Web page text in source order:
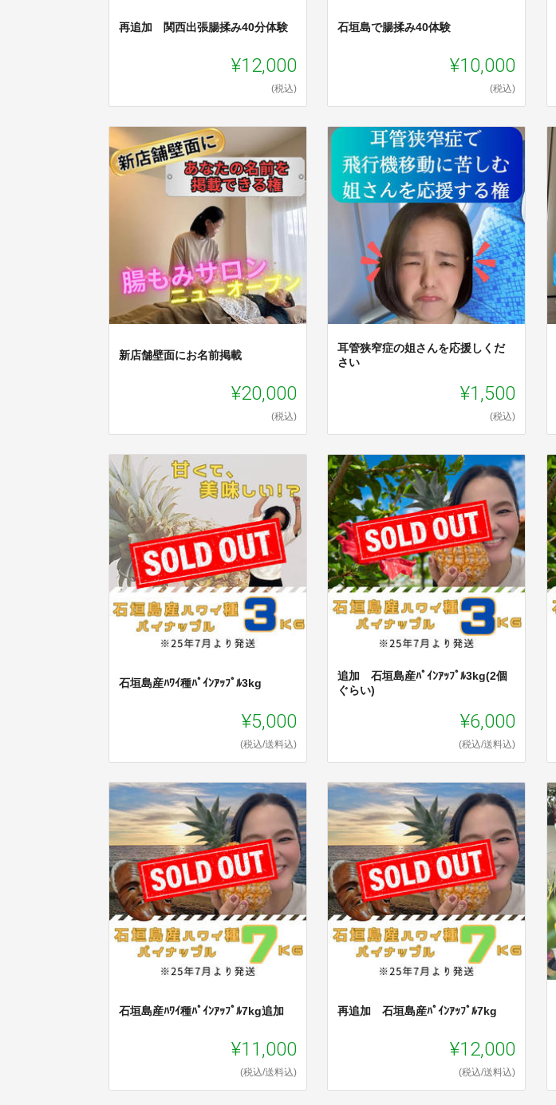
再追加 関西出張腸揉み40分体験
¥12,000
(税込)
石垣島で腸揉み40体験
¥10,000
(税込)
新店舗壁面にお名前掲載
¥20,000
(税込)
耳管狭窄症の姐さんを応援しくだ
さい
¥1,500
(税込)
石垣島産ﾊﾜｲ種ﾊﾟｲﾝｱｯﾌﾟﾙ3kg
¥5,000
(税込/送料込)
追加 石垣島産ﾊﾟｲﾝｱｯﾌﾟﾙ3kg(2個
ぐらい)
¥6,000
(税込/送料込)
石垣島産ﾊﾜｲ種ﾊﾟｲﾝｱｯﾌﾟﾙ7kg追加
¥11,000
(税込/送料込)
再追加 石垣島産ﾊﾟｲﾝｱｯﾌﾟﾙ7kg
¥12,000
(税込/送料込)